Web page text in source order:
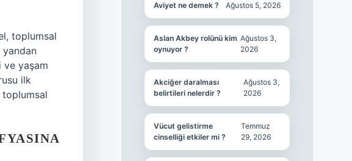
toplumsal
ve yaşam
ilk
Aviyet ne demek ? Ağustos 5, 2026
Aslan Akbey rolünü kim
oynuyor ?
Ağustos 3,
2026
Akciğer daralması
belirtileri nelerdir ?
Ağustos 3,
2026
Vücut gelistirme
cinselliği etkiler mi ?
Temmuz
29, 2026